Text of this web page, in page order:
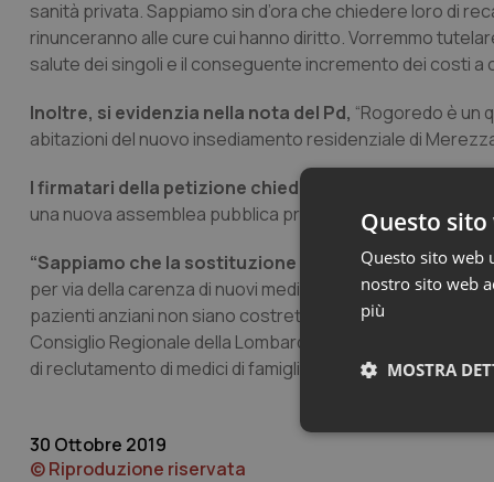
sanità privata. Sappiamo sin d’ora che chiedere loro di
rinunceranno alle cure cui hanno diritto. Vorremmo
salute dei singoli e il conseguente incremento dei costi a
Inoltre, si evidenzia nella nota del Pd, “Rogoredo è un
abitazioni del nuovo insediamento residenziale di
I firmatari della petizione chiedono, quindi, che il dott.
una nuova assemblea pubblica presso i locali della
“Sappiamo che la sostituzione dei medici di famiglia,
per via della carenza di nuovi medici, ma questo non
pazienti anziani non siano costretti a spostarsi altrove
Consiglio Regionale della Lombardia, che sta seguendo
di reclutamento di medici di famiglia anche una posizione
30 Ottobre 2019
© Riproduzione riservata
Questo
Questo sito web
nostro sito web
più
MOSTRA